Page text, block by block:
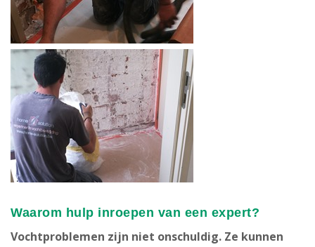
Waarom hulp inroepen van een expert?
Vochtproblemen zijn niet onschuldig. Ze kunnen